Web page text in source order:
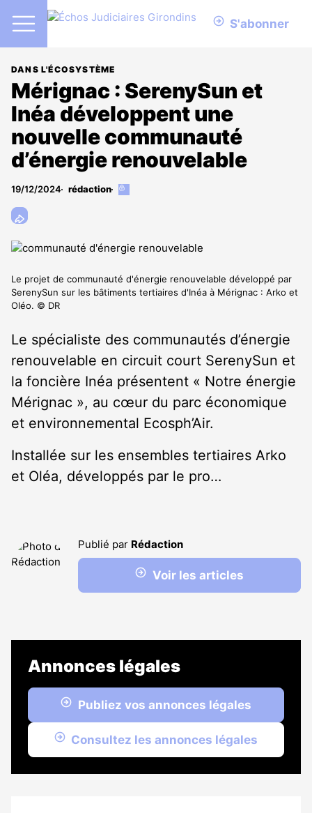
S'abonner
DANS L'ÉCOSYSTÈME
Mérignac : SerenySun et
Inéa développent une
nouvelle communauté
d’énergie renouvelable
19/12/2024 rédaction
Cet
aux
abonnés
Le projet de communauté d'énergie renouvelable développé par
SerenySun sur les bâtiments tertiaires d'Inéa à Mérignac : Arko et
Oléo. © DR
Le spécialiste des communautés d’énergie
renouvelable en circuit court SerenySun et
la foncière Inéa présentent « Notre énergie
Mérignac », au cœur du parc économique
et environnemental Ecosph’Air.
Installée sur les ensembles tertiaires Arko
et Oléa, développés par le pro…
Publié par Rédaction
Voir les articles
Annonces légales
Publiez vos annonces légales
Consultez les annonces légales